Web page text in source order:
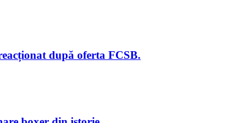
după oferta FCSB.